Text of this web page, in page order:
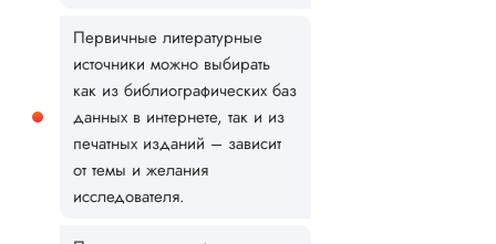
Первичные литературные
источники можно выбирать
как из библиографических баз
данных в интернете, так и из
печатных изданий – зависит
от темы и желания
исследователя.